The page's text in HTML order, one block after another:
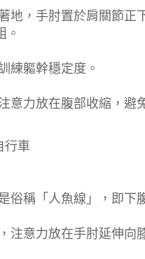
地，手肘置於肩關節
。
練軀幹穩定度。
意力放在腹部收縮，避
行車
俗稱「人魚線」，即下
注意力放在手肘延伸向